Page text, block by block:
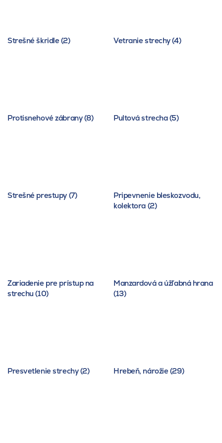
Strešné škridle (2) Vetranie strechy (4)
Protisnehové zábrany (8) Pultová strecha (5)
Strešné prestupy (7)
Pripevnenie bleskozvodu,
kolektora (2)
Zariadenie pre prístup na
strechu (10)
Manzardová a úžľabná hrana
(13)
Presvetlenie strechy (2) Hrebeň, nárožie (29)